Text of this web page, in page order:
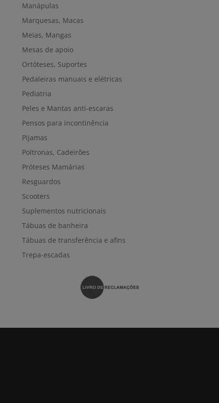
Manápulas
Marquesas, Macas
Meias, Mangas
Mesas de apoio
Ortóteses, Suportes
Pedaleiras manuais e elétricas
Pediatria
Peles e Mantas anti-escaras
Pensos para incontinência
Pijamas
Poltronas, Cadeirões
Próteses Mamárias
Resguardos
Scooters
Suplementos nutricionais
Tábuas de banheira
Tábuas de transferência e afins
Trepa-escadas